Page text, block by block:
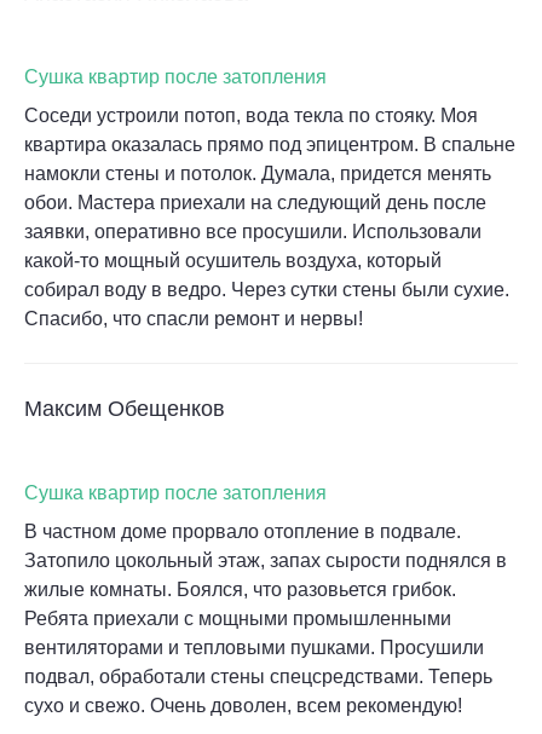
Сушка квартир после затопления
Соседи устроили потоп, вода текла по стояку. Моя
квартира оказалась прямо под эпицентром. В спальне
намокли стены и потолок. Думала, придется менять
обои. Мастера приехали на следующий день после
заявки, оперативно все просушили. Использовали
какой-то мощный осушитель воздуха, который
собирал воду в ведро. Через сутки стены были сухие.
Спасибо, что спасли ремонт и нервы!
Максим Обещенков
Сушка квартир после затопления
В частном доме прорвало отопление в подвале.
Затопило цокольный этаж, запах сырости поднялся в
жилые комнаты. Боялся, что разовьется грибок.
Ребята приехали с мощными промышленными
вентиляторами и тепловыми пушками. Просушили
подвал, обработали стены спецсредствами. Теперь
сухо и свежо. Очень доволен, всем рекомендую!